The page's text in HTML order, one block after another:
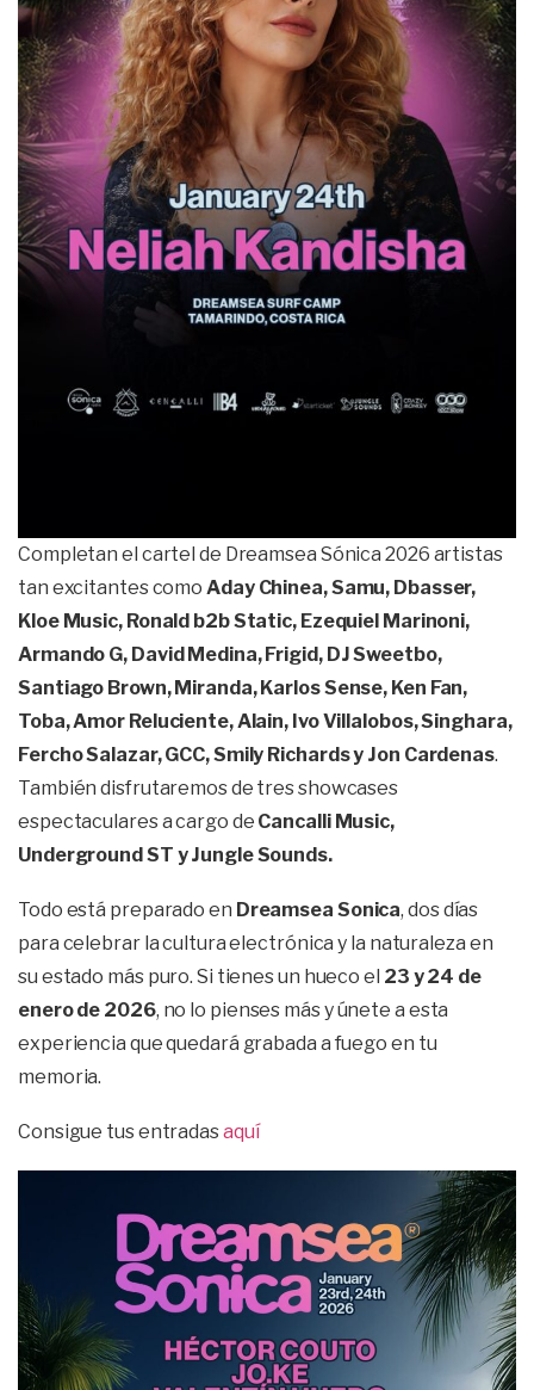
Completan el cartel de Dreamsea Sónica 2026 artistas
tan excitantes como Aday Chinea, Samu, Dbasser,
Kloe Music, Ronald b2b Static, Ezequiel Marinoni,
Armando G, David Medina, Frigid, DJ Sweetbo,
Santiago Brown, Miranda, Karlos Sense, Ken Fan,
Toba, Amor Reluciente, Alain, Ivo Villalobos, Singhara,
Fercho Salazar, GCC, Smily Richards y Jon Cardenas.
También disfrutaremos de tres showcases
espectaculares a cargo de Cancalli Music,
Underground ST y Jungle Sounds.
Todo está preparado en Dreamsea Sonica, dos días
para celebrar la cultura electrónica y la naturaleza en
su estado más puro. Si tienes un hueco el 23 y 24 de
enero de 2026, no lo pienses más y únete a esta
experiencia que quedará grabada a fuego en tu
memoria.
Consigue tus entradasaquí